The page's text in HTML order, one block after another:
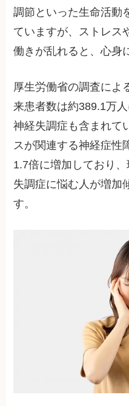
調節といった生命活動
ていますが、ストレス
働きが乱れると、心身
厚生労働省の調査によ
来患者数は約389.1万
神経失調症も含まれて
スが関連する神経症性
1.7倍に増加しており
失調症に悩む人が増加
す。